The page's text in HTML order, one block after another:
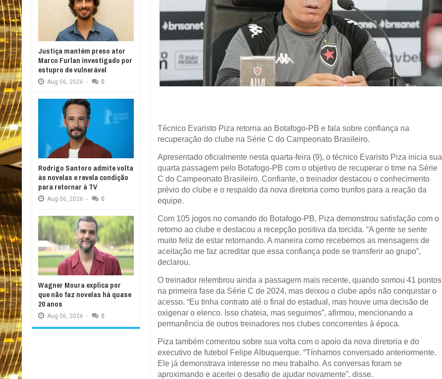
Técnico Evaristo Piza retorna ao Botafogo-PB e fala sobre confiança na
recuperação do clube na Série C do Campeonato Brasileiro.
Apresentado oficialmente nesta quarta-feira (9), o técnico Evaristo Piza inicia sua
quarta passagem pelo Botafogo-PB com o objetivo de recuperar o time na Série
C do Campeonato Brasileiro. Confiante, o treinador destacou o conhecimento
prévio do clube e o respaldo da nova diretoria como trunfos para a reação da
equipe.
Com 105 jogos no comando do Botafogo-PB, Piza demonstrou satisfação com o
retorno ao clube e destacou a recepção positiva da torcida. “A gente se sente
muito feliz de estar retornando. A maneira como recebemos as mensagens de
aceitação me faz acreditar que essa confiança pode se transferir ao grupo”,
declarou.
O treinador relembrou ainda a passagem mais recente, quando somou 41 pontos
na primeira fase da Série C de 2024, mas deixou o clube após não conquistar o
acesso. “Eu tinha contrato até o final do estadual, mas houve uma decisão de
oxigenar o elenco. Isso chateia, mas seguimos”, afirmou, mencionando a
permanência de outros treinadores nos clubes concorrentes à época.
Piza também comentou sobre sua volta com o apoio da nova diretoria e do
executivo de futebol Felipe Albuquerque. “Tínhamos conversado anteriormente.
Ele já demonstrava interesse no meu trabalho. As conversas foram se
aproximando e aceitei o desafio de ajudar novamente”, disse.
Justiça mantém preso ator
Marco Furlan investigado por
estupro de vulnerável
Aug 06, 2026 - 0
Rodrigo Santoro admite volta
às novelas e revela condição
para retornar à TV
Aug 06, 2026 - 0
Wagner Moura explica por
que não faz novelas há quase
20 anos
Aug 06, 2026 - 0